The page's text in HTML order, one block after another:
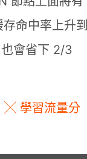
命中率上升到
會省下 2/3
╳ 學習流量分